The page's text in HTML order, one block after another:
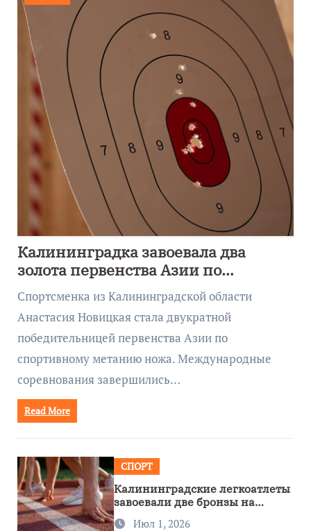
Калининградка завоевала два
золота первенства Азии по
метанию ножа
Спортсменка из Калининградской области
Анастасия Новицкая стала двукратной
победительницей первенства Азии по
спортивному метанию ножа. Международные
соревнования завершились…
Read More
СПОРТ
Калининградские легкоатлеты
завоевали две бронзы на
первенстве России
Июл 1, 2026